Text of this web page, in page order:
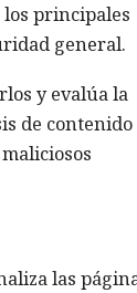
los principales
general.
y evalúa la
de
las